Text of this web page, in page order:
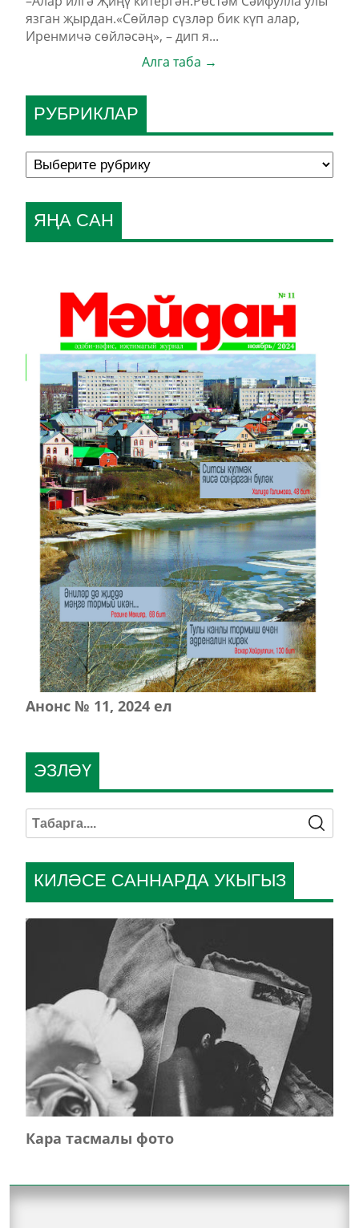
язган җырдан.«Сөйләр сүзләр бик күп алар,
Иренмичә сөйләсәң», – дип я...
Алга таба →
РУБРИКЛАР
ЯҢА САН
Анонс № 11, 2024 ел
КИЛӘСЕ САННАРДА УКЫГЫЗ
Кара тасмалы фото
ЭЗЛӘҮ